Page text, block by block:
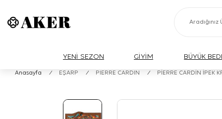
YENİ SEZON GİYİM BÜYÜK
Anasayfa / EŞARP / PIERRE CARDIN / PİERRE CARDİN İPEK